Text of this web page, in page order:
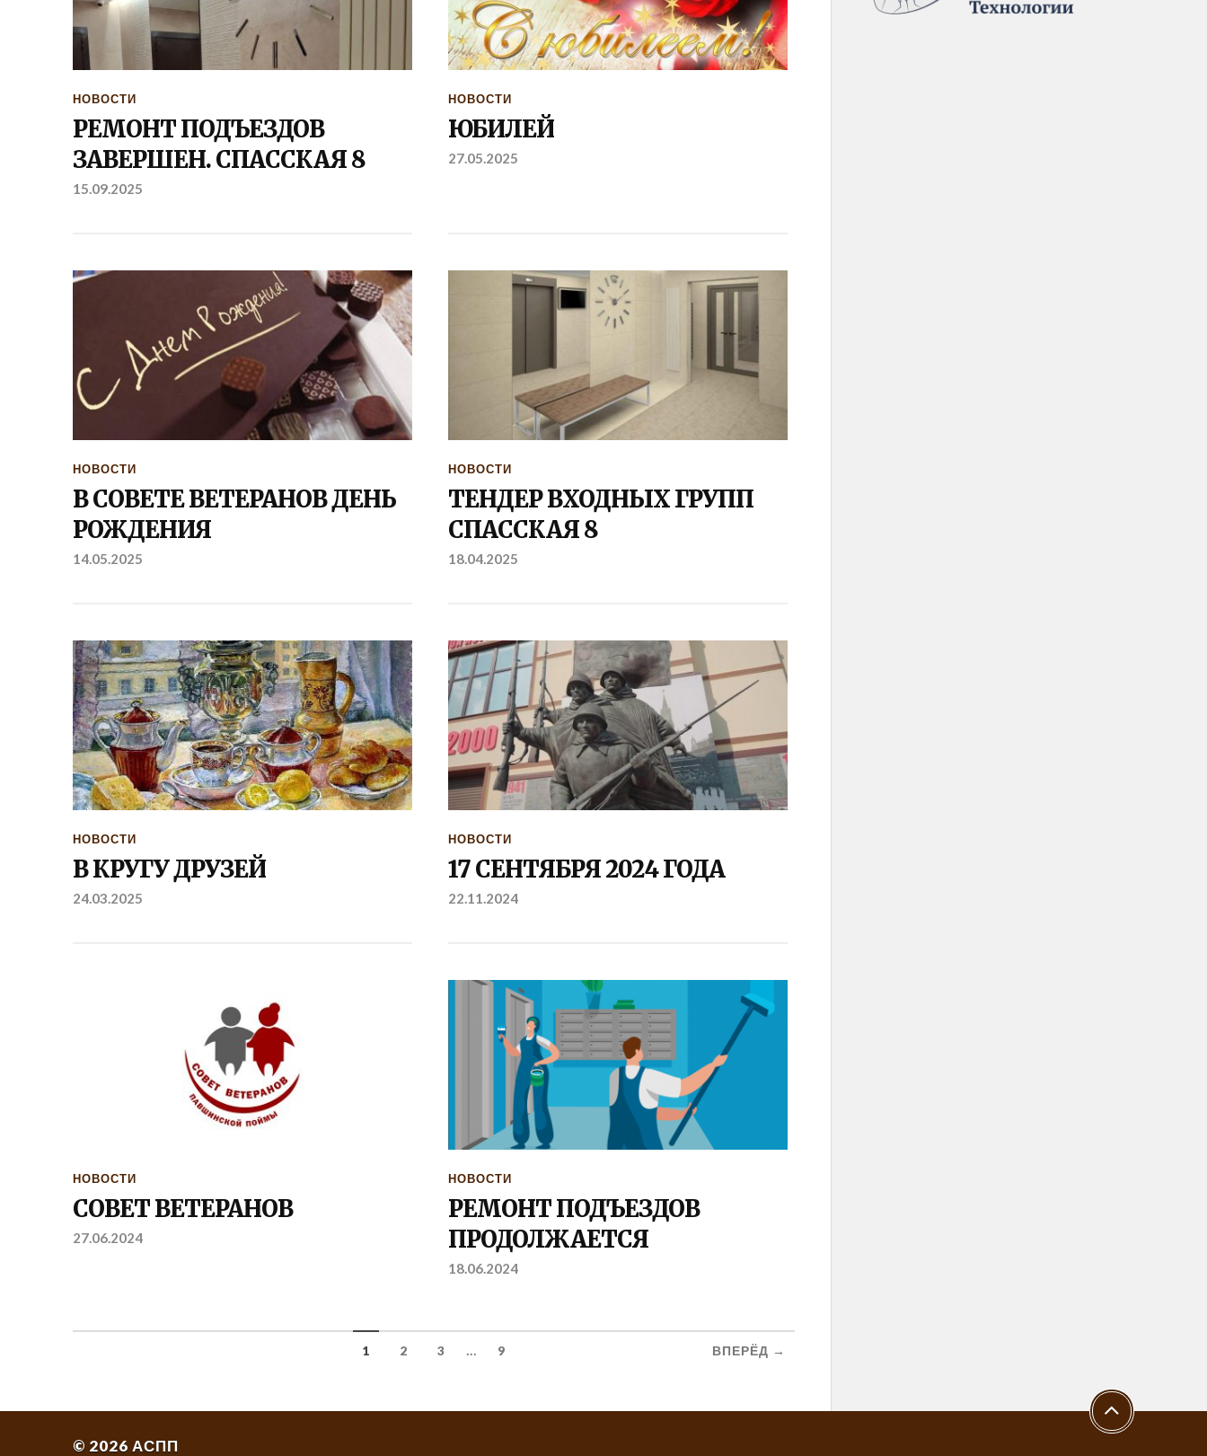
НОВОСТИ
РЕМОНТ ПОДЪЕЗДОВ
ЗАВЕРШЕН. СПАССКАЯ 8
15.09.2025
НОВОСТИ
ЮБИЛЕЙ
27.05.2025
НОВОСТИ
В СОВЕТЕ ВЕТЕРАНОВ ДЕНЬ
РОЖДЕНИЯ
14.05.2025
НОВОСТИ
ТЕНДЕР ВХОДНЫХ ГРУПП
СПАССКАЯ 8
18.04.2025
НОВОСТИ
В КРУГУ ДРУЗЕЙ
24.03.2025
НОВОСТИ
17 СЕНТЯБРЯ 2024 ГОДА
22.11.2024
НОВОСТИ
СОВЕТ ВЕТЕРАНОВ
27.06.2024
НОВОСТИ
РЕМОНТ ПОДЪЕЗДОВ
ПРОДОЛЖАЕТСЯ
18.06.2024
1 2 3 ... 9 ВПЕРЁД →
© 2026 АСПП